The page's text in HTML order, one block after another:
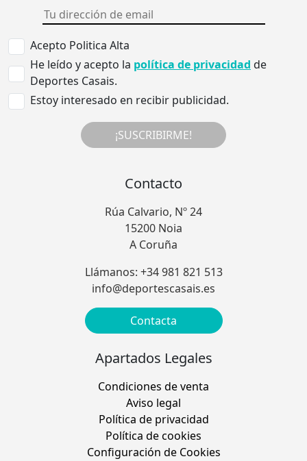
Acepto Politica Alta
He leído y acepto la política de privacidad de
Deportes Casais.
Estoy interesado en recibir publicidad.
¡SUSCRIBIRME!
Contacto
Rúa Calvario, Nº 24
15200 Noia
A Coruña
Llámanos: +34 981 821 513
info@deportescasais.es
Contacta
Apartados Legales
Condiciones de venta
Aviso legal
Política de privacidad
Política de cookies
Configuración de Cookies